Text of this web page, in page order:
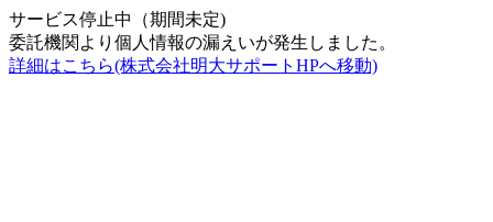
サービス停止中（期間未定)
委託機関より個人情報の漏えいが発生しました。
詳細はこちら(株式会社明大サポートHPへ移動)